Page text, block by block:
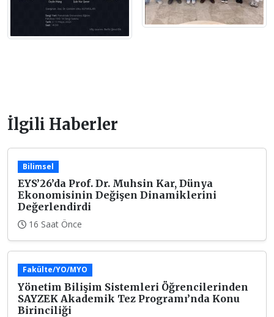
İlgili Haberler
Bilimsel
EYS’26’da Prof. Dr. Muhsin Kar, Dünya
Ekonomisinin Değişen Dinamiklerini
Değerlendirdi
16 Saat Önce
Fakülte/YO/MYO
Yönetim Bilişim Sistemleri Öğrencilerinden
SAYZEK Akademik Tez Programı’nda Konu
Birinciliği